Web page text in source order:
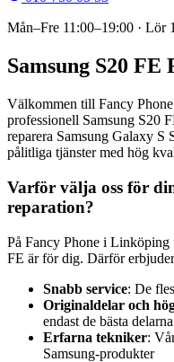
Mån–Fre 11:00–19:00 · Lör
Samsung S20
Välkommen till Fancy
professionell Samsung S20
reparera Samsung Galaxy S
pålitliga tjänster med hög
Varför välja oss för
reparation?
På Fancy Phone i
FE är för dig. Därför
Snabb service: De
Originaldelar och
endast de bästa delarna
Erfarna tekniker:
Samsung-produkter